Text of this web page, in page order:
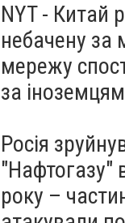
NYT - Китай
небачену
мережу
за
Росія
"Нафтогазу"
року –